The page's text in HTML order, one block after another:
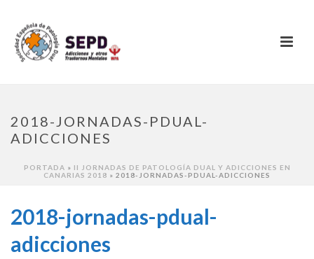
2018-JORNADAS-PDUAL-
ADICCIONES
PORTADA » II JORNADAS DE PATOLOGÍA DUAL Y ADICCIONES EN
CANARIAS 2018 » 2018-JORNADAS-PDUAL-ADICCIONES
2018-jornadas-pdual-
adicciones